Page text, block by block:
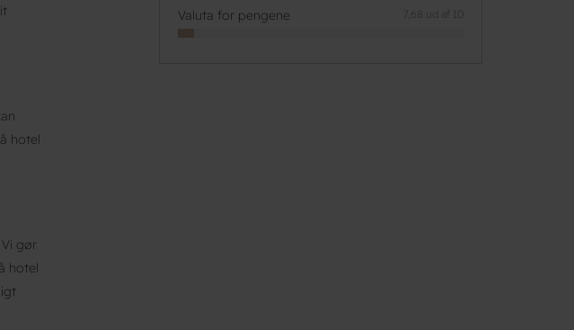
hotel
gør
hotel
Valuta for pengene 7,68 ud af 10